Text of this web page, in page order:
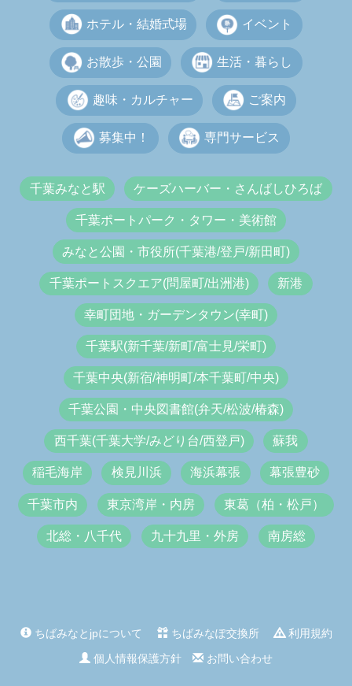
ホテル・結婚式場 イベント
お散歩・公園 生活・暮らし
趣味・カルチャー ご案内
募集中！ 専門サービス
千葉みなと駅 ケーズハーバー・さんばしひろば
千葉ポートパーク・タワー・美術館
みなと公園・市役所(千葉港/登戸/新田町)
千葉ポートスクエア(問屋町/出洲港) 新港
幸町団地・ガーデンタウン(幸町)
千葉駅(新千葉/新町/富士見/栄町)
千葉中央(新宿/神明町/本千葉町/中央)
千葉公園・中央図書館(弁天/松波/椿森)
西千葉(千葉大学/みどり台/西登戸) 蘇我
稲毛海岸 検見川浜 海浜幕張 幕張豊砂
千葉市内 東京湾岸・内房 東葛（柏・松戸）
北総・八千代 九十九里・外房 南房総
ちばみなとjpについて ちばみなぽ交換所
利用規約
個人情報保護方針
お問い合わせ